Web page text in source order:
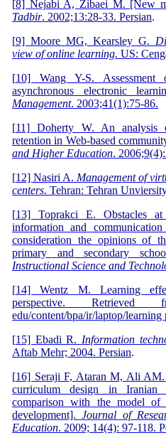
[8] Nejabi A, Zibaei M. [New
Tadbir. 2002;13:28-33. Persian.
[9] Moore MG, Kearsley G.
view of online learning. US:
[10] Wang Y-S. Assessment
asynchronous electronic
Management. 2003;41(1):75-86.
[11] Doherty W. An analysis
retention in Web-based
and Higher Education.
[12] Nasiri A. Management of
centers. Tehran: Tehran
[13] Toprakci E. Obstacles
information and
consideration the opinions of
primary and secondary
Instructional Science and
[14] Wentz M. Learning
perspective.
edu/content/bpa/ir/laptop/learning
[15] Ebadi R. Information
Aftab Mehr; 2004. Persian.
[16] Seraji F, Ataran M, Ali
curriculum design in
comparison with the model of
development].Journal of
Education. 2009; 14(4): 97-118.